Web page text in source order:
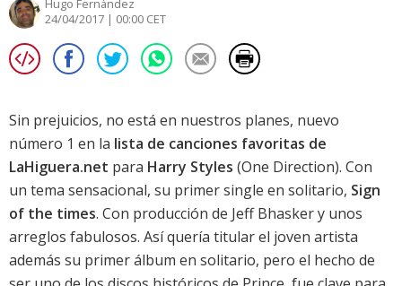
Hugo Fernández
24/04/2017 | 00:00 CET
Sin prejuicios, no está en nuestros planes, nuevo
número 1 en la lista de canciones favoritas de
LaHiguera.net para Harry Styles (One Direction). Con
un tema sensacional, su primer single en solitario, Sign
of the times. Con producción de Jeff Bhasker y unos
arreglos fabulosos. Así quería titular el joven artista
además su primer álbum en solitario, pero el hecho de